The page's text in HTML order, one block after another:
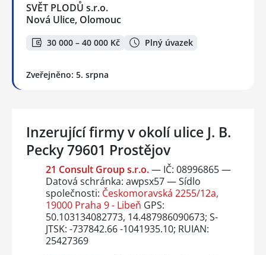
SVĚT PLODŮ s.r.o.
Nová Ulice, Olomouc
30 000 – 40 000 Kč Plný úvazek
Zveřejněno: 5. srpna
Inzerující firmy v okolí ulice J. B.
Pecky 79601 Prostějov
21 Consult Group s.r.o.— IČ: 08996865 —
Datová schránka: awpsx57 — Sídlo
společnosti: Českomoravská 2255/12a,
19000 Praha 9 - Libeň GPS:
50.103134082773, 14.487986090673; S-
JTSK: -737842.66 -1041935.10; RUIAN:
25427369